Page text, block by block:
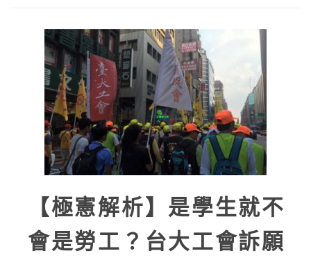
【極憲解析】是學生就不
會是勞工？台大工會訴願